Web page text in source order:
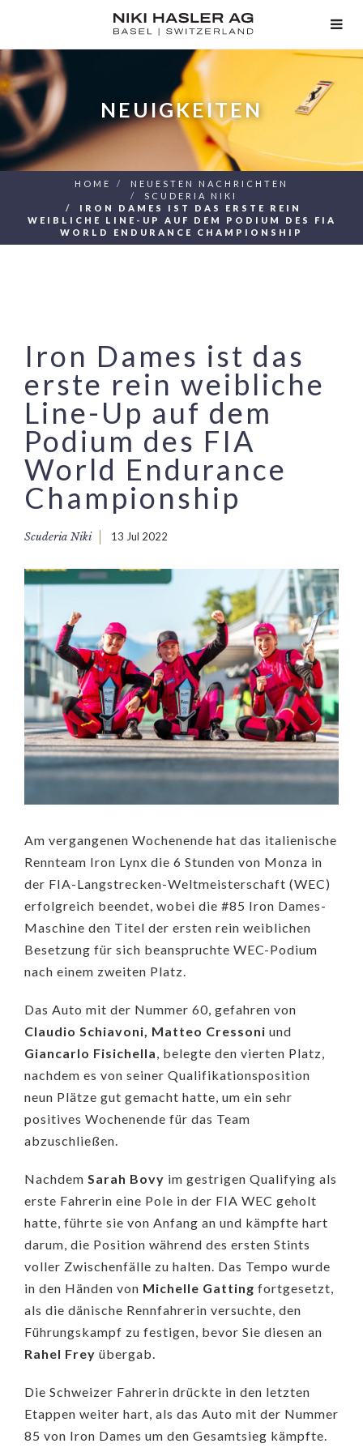
NEUIGKEITEN
HOME
NEUESTEN NACHRICHTEN
SCUDERIA NIKI
IRON DAMES IST DAS ERSTE REIN
WEIBLICHE LINE-UP AUF DEM PODIUM DES FIA
WORLD ENDURANCE CHAMPIONSHIP
Iron Dames ist das
erste rein weibliche
Line-Up auf dem
Podium des FIA
World Endurance
Championship
Scuderia Niki 13 Jul 2022
Am vergangenen Wochenende hat das italienische
Rennteam Iron Lynx die 6 Stunden von Monza in
der FIA-Langstrecken-Weltmeisterschaft (WEC)
erfolgreich beendet, wobei die #85 Iron Dames-
Maschine den Titel der ersten rein weiblichen
Besetzung für sich beanspruchte WEC-Podium
nach einem zweiten Platz.
Das Auto mit der Nummer 60, gefahren von
Claudio Schiavoni, Matteo Cressoni und
Giancarlo Fisichella, belegte den vierten Platz,
nachdem es von seiner Qualifikationsposition
neun Plätze gut gemacht hatte, um ein sehr
positives Wochenende für das Team
abzuschließen.
Nachdem Sarah Bovy im gestrigen Qualifying als
erste Fahrerin eine Pole in der FIA WEC geholt
hatte, führte sie von Anfang an und kämpfte hart
darum, die Position während des ersten Stints
voller Zwischenfälle zu halten. Das Tempo wurde
in den Händen von Michelle Gatting fortgesetzt,
als die dänische Rennfahrerin versuchte, den
Führungskampf zu festigen, bevor Sie diesen an
Rahel Frey übergab.
Die Schweizer Fahrerin drückte in den letzten
Etappen weiter hart, als das Auto mit der Nummer
85 von Iron Dames um den Gesamtsieg kämpfte.